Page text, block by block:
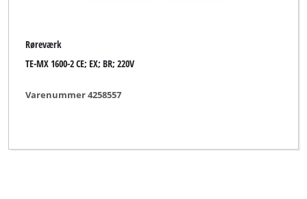
Røreværk
TE-MX 1600-2 CE; EX; BR; 220V
Varenummer 4258557